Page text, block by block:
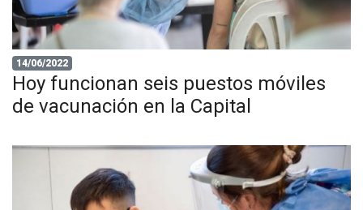
14/06/2022
Hoy funcionan seis puestos móviles
de vacunación en la Capital